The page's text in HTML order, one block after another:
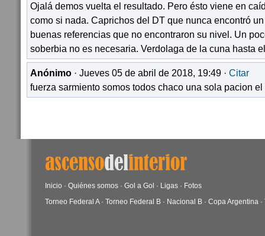
Ojalá demos vuelta el resultado. Pero ésto viene en
como si nada. Caprichos del DT que nunca encontró
buenas referencias que no encontraron su nivel. Un
soberbia no es necesaria. Verdolaga de la cuna hasta
Anónimo · Jueves 05 de abril de 2018, 19:49 · Citar
fuerza sarmiento somos todos chaco una sola pacion
Inicio · Quiénes somos · Gol a Gol · Ligas · Fotos
Torneo Federal A· Torneo Federal B · Nacional B · Copa Argentina ·